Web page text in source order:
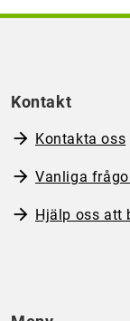
Kontakt
Kontakta oss
Vanliga
Hjälp oss att